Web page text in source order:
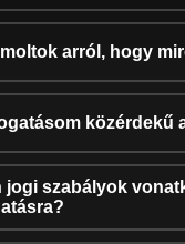
arról, hogy
közérdekű
jogi szabályok